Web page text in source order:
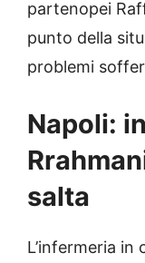
partenopei
punto della
problemi
Napoli:
salta
L’infermeria in